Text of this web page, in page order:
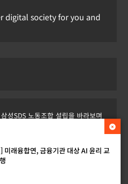
미래융합연, 금융기관 대상 AI 윤리 교
digital society for you and
성SDS 노동조합 설립을 바라보며
파벨 두로프 기소
라이언스’ 출범
흡 관련 예비 조사결과 발표